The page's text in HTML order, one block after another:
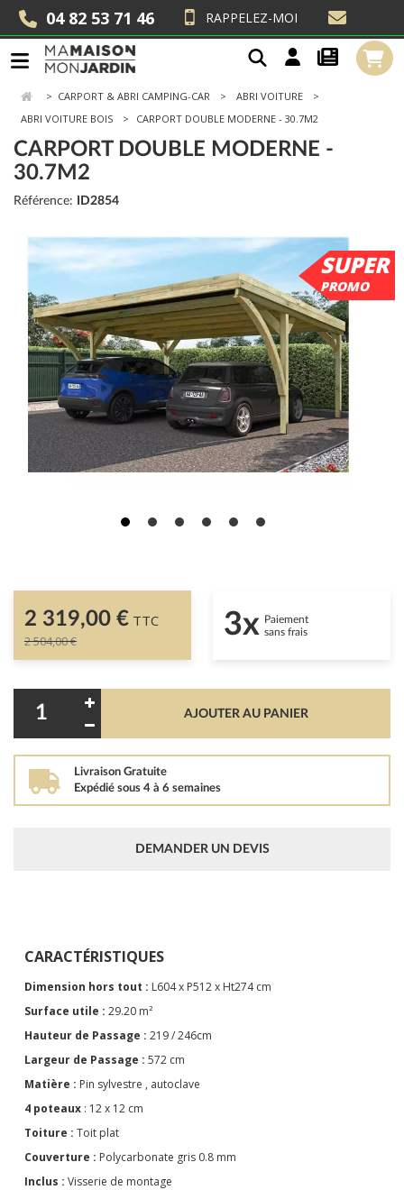
04 82 53 71 46 RAPPELEZ-MOI
> CARPORT & ABRI CAMPING-CAR
ABRI VOITURE
ABRI VOITURE BOIS
CARPORT DOUBLE MODERNE - 30.7M2
CARPORT DOUBLE MODERNE -
30.7M2
Référence: ID2854
SUPER
PROMO
2 319,00 € TTC
2 504,00 € 3x Paiement
sans frais
AJOUTER AU PANIER
Livraison Gratuite
Expédié sous 4 à 6 semaines
DEMANDER UN DEVIS
CARACTÉRISTIQUES
Dimension hors tout : L604 x P512 x Ht274 cm
Surface utile : 29.20 m²
Hauteur de Passage : 219 / 246cm
Largeur de Passage : 572 cm
Matière : Pin sylvestre , autoclave
4 poteaux : 12 x 12 cm
Toiture : Toit plat
Couverture : Polycarbonate gris 0.8 mm
Inclus : Visserie de montage